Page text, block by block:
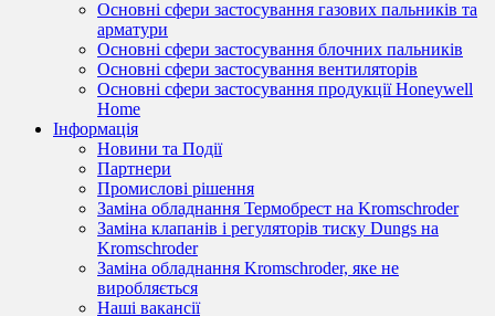
Основні сфери застосування газових пальників та
арматури
Основні сфери застосування блочних пальників
Основні сфери застосування вентиляторів
Основні сфери застосування продукції Honeywell
Home
Інформація
Новини та Події
Партнери
Промислові рішення
Заміна обладнання Термобрест на Kromschroder
Заміна клапанів і регуляторів тиску Dungs на
Kromschroder
Заміна обладнання Kromschroder, яке не
виробляється
Наші вакансії